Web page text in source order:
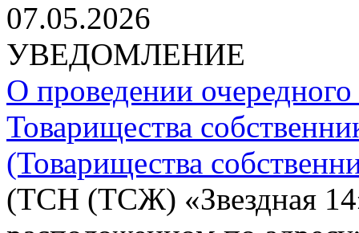
07.05.2026
УВЕДОМЛЕНИЕ
О проведении
Товарищества
(Товарищества
(ТСН (ТСЖ) «Звездная